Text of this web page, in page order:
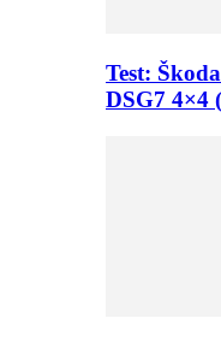
Test:
DSG7 4×4